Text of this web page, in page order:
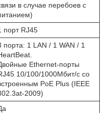
в случае перебоев с
порт RJ45
порта: 1 LAN / 1 WAN / 1
Ethernet-порты
10/100/1000Мбит/с со
PoE Plus (IEEE
2009)